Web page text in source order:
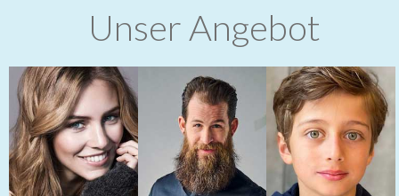
Unser Angebot